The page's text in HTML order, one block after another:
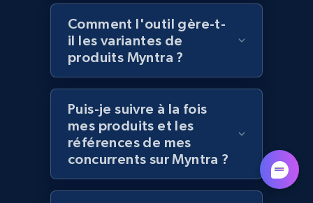
Lazada - Products - Discover products by
seller URL
URL, Title, Rating, Reviews, Initial price, Final
price, Currency, Stock, and more.
991+ Commencer
Comment l'outil gère-t-
il les variantes de
produits Myntra ?
Puis-je suivre à la fois
mes produits et les
références de mes
concurrents sur Myntra ?